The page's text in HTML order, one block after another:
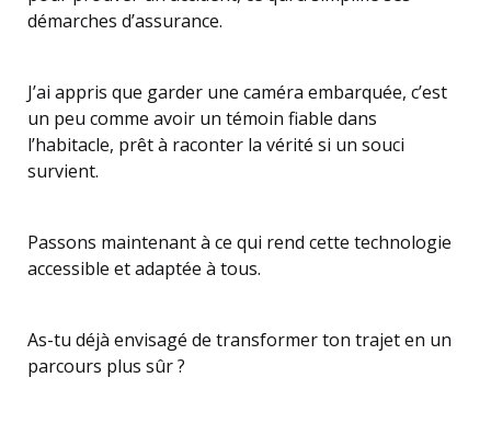
démarches d’assurance.
J’ai appris que garder une caméra embarquée, c’est
un peu comme avoir un témoin fiable dans
l’habitacle, prêt à raconter la vérité si un souci
survient.
Passons maintenant à ce qui rend cette technologie
accessible et adaptée à tous.
As-tu déjà envisagé de transformer ton trajet en un
parcours plus sûr ?